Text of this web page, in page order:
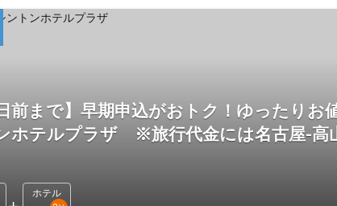
日前まで】早期申込がおトク！ゆった
ホテルプラザ ※旅行代金には名古屋-高
ホテル